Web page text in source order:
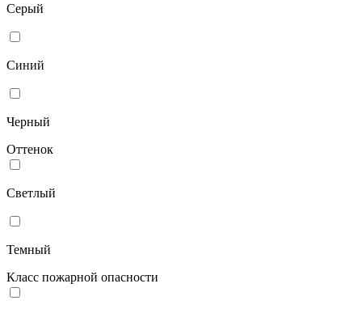
Серый
Синий
Черный
Оттенок
Светлый
Темный
Класс пожарной опасности